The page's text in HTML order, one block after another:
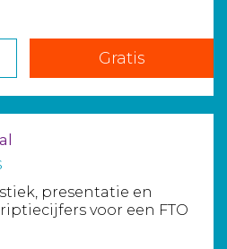
Gratis
presentatie en
voor een FTO